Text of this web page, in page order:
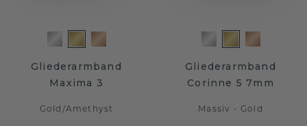
Gliederarmband
Maxima 3
Gold /Amethyst
Gliederarmband
Corinne 5 7mm
Massiv - Gold